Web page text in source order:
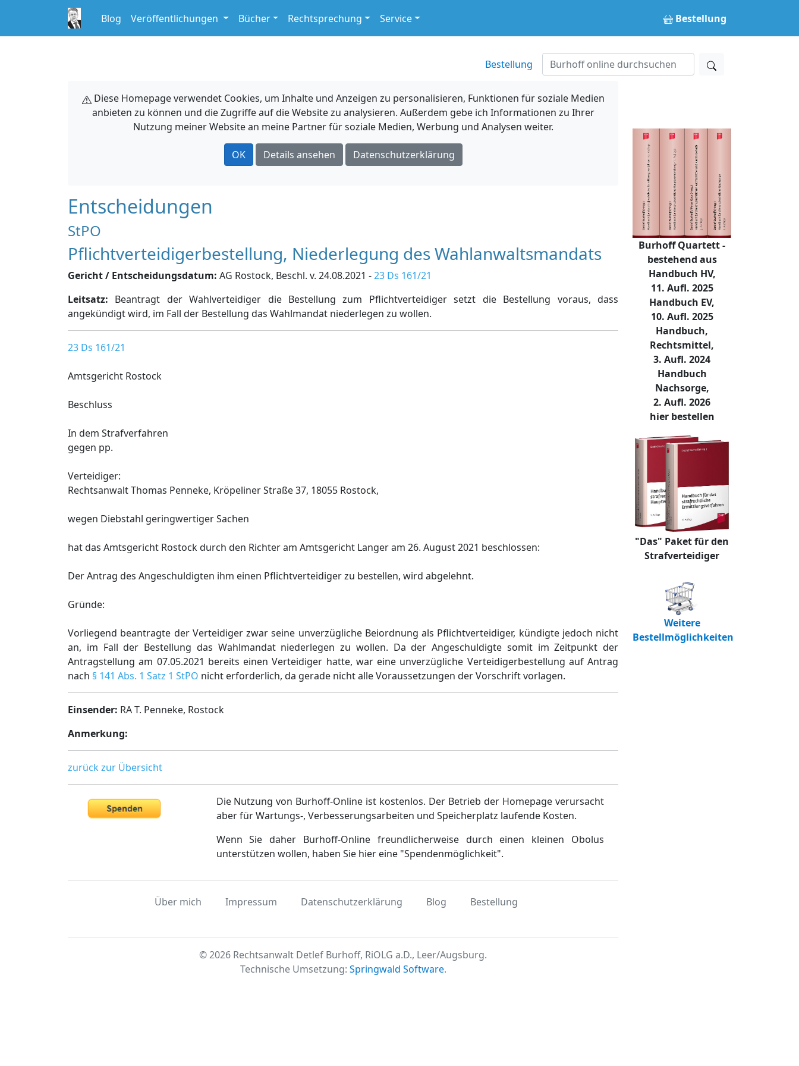
Blog Veröffentlichungen Bücher Rechtsprechung Service Bestellung
Bestellung
Diese Homepage verwendet Cookies, um Inhalte und Anzeigen zu personalisieren, Funktionen für soziale Medien
anbieten zu können und die Zugriffe auf die Website zu analysieren. Außerdem gebe ich Informationen zu Ihrer
Nutzung meiner Website an meine Partner für soziale Medien, Werbung und Analysen weiter.
OK Details ansehen Datenschutzerklärung
Entscheidungen
StPO
Pflichtverteidigerbestellung, Niederlegung des Wahlanwaltsmandats
Gericht / Entscheidungsdatum: AG Rostock, Beschl. v. 24.08.2021 -23 Ds 161/21
Leitsatz: Beantragt der Wahlverteidiger die Bestellung zum Pflichtverteidiger setzt die Bestellung voraus, dass
angekündigt wird, im Fall der Bestellung das Wahlmandat niederlegen zu wollen.
23 Ds 161/21
Amtsgericht Rostock
Beschluss
In dem Strafverfahren
gegen pp.
Verteidiger:
Rechtsanwalt Thomas Penneke, Kröpeliner Straße 37, 18055 Rostock,
wegen Diebstahl geringwertiger Sachen
hat das Amtsgericht Rostock durch den Richter am Amtsgericht Langer am 26. August 2021 beschlossen:
Der Antrag des Angeschuldigten ihm einen Pflichtverteidiger zu bestellen, wird abgelehnt.
Gründe:
Vorliegend beantragte der Verteidiger zwar seine unverzügliche Beiordnung als Pflichtverteidiger, kündigte jedoch nicht
an, im Fall der Bestellung das Wahlmandat niederlegen zu wollen. Da der Angeschuldigte somit im Zeitpunkt der
Antragstellung am 07.05.2021 bereits einen Verteidiger hatte, war eine unverzügliche Verteidigerbestellung auf Antrag
nach § 141 Abs. 1 Satz 1 StPO nicht erforderlich, da gerade nicht alle Voraussetzungen der Vorschrift vorlagen.
Einsender: RA T. Penneke, Rostock
Anmerkung:
zurück zur Übersicht
Die Nutzung von Burhoff-Online ist kostenlos. Der Betrieb der Homepage verursacht
aber für Wartungs-, Verbesserungsarbeiten und Speicherplatz laufende Kosten.
Wenn Sie daher Burhoff-Online freundlicherweise durch einen kleinen Obolus
unterstützen wollen, haben Sie hier eine "Spendenmöglichkeit".
Über mich Impressum Datenschutzerklärung Blog Bestellung
© 2026 Rechtsanwalt Detlef Burhoff, RiOLG a.D., Leer/Augsburg.
Technische Umsetzung: Springwald Software.
Burhoff Quartett -
bestehend aus
Handbuch HV,
11. Aufl. 2025
Handbuch EV,
10. Aufl. 2025
Handbuch,
Rechtsmittel,
3. Aufl. 2024
Handbuch
Nachsorge,
2. Aufl. 2026
hier bestellen
"Das" Paket für den
Strafverteidiger
Weitere
Bestellmöglichkeiten